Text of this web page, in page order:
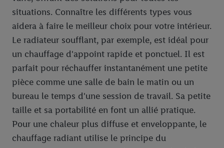
situations. Connaître les différents types vous
aidera à faire le meilleur choix pour votre intérieur.
Le radiateur soufflant, par exemple, est idéal pour
un chauffage d'appoint rapide et ponctuel. Il est
parfait pour réchauffer instantanément une petite
pièce comme une salle de bain le matin ou un
bureau le temps d'une session de travail. Sa petite
taille et sa portabilité en font un allié pratique.
Pour une chaleur plus diffuse et enveloppante, le
chauffage radiant utilise le principe du